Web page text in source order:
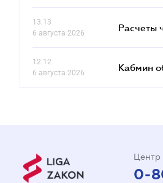
13.13
6 августа 2026
Расчеты
12.12
6 августа 2026
Кабмин
Центр
0-